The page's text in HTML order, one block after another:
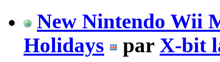
New Nintendo Wii
Holidays
par X-bit